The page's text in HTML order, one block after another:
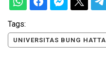
Tags:
UNIVERSITAS BUNG HATTA